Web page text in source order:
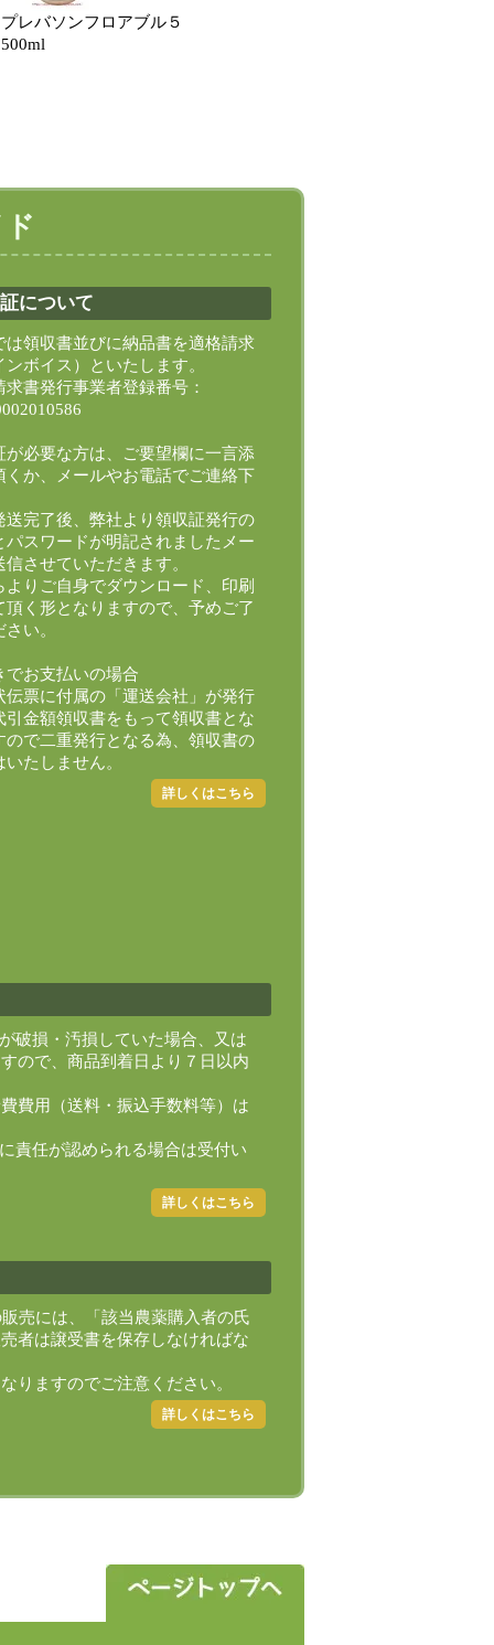
プレバソンフロアブル５
500ml
について
は領収書並びに納品書を適格請求
ンボイス）といたします。
求書発行事業者登録番号：
が必要な方は、ご要望欄に一言添
くか、メールやお電話でご連絡下
送完了後、弊社より領収証発行の
パスワードが明記されましたメー
信させていただきます。
よりご自身でダウンロード、印刷
頂く形となりますので、予めご了
い。
でお支払いの場合
伝票に付属の「運送会社」が発行
引金額領収書をもって領収書とな
ので二重発行となる為、領収書の
いたしません。
詳しくはこちら
破損・汚損していた場合、又は
ので、商品到着日より７日以内
費用（送料・振込手数料等）は
責任が認められる場合は受付い
詳しくはこちら
売には、「該当農薬購入者の氏
者は譲受書を保存しなければな
りますのでご注意ください。
詳しくはこちら